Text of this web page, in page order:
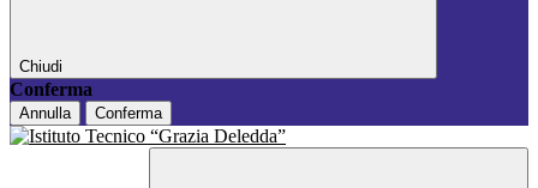
Chiudi
Conferma
Annulla Conferma